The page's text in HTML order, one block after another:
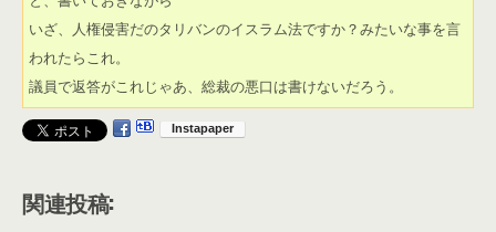
いざ、人権侵害だのタリバンのイスラム法ですか？みたいな事を言
われたらこれ。
関連投稿: